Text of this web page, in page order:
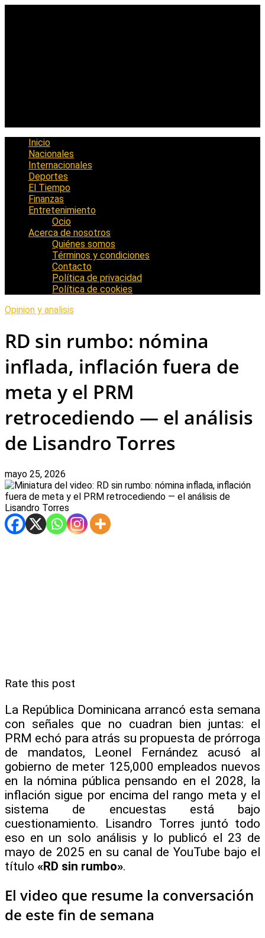
Inicio
Nacionales
Internacionales
Deportes
El Tiempo
Finanzas
Entretenimiento
Ocio
Acerca de nosotros
Quiénes somos
Términos y condiciones
Contacto
Política de privacidad
Política de cookies
Opinion y analisis
RD sin rumbo: nómina
inflada, inflación fuera de
meta y el PRM
retrocediendo — el análisis
de Lisandro Torres
mayo 25, 2026
Rate this post
La República Dominicana arrancó esta semana
con señales que no cuadran bien juntas: el
PRM echó para atrás su propuesta de prórroga
de mandatos, Leonel Fernández acusó al
gobierno de meter 125,000 empleados nuevos
en la nómina pública pensando en el 2028, la
inflación sigue por encima del rango meta y el
sistema de encuestas está bajo
cuestionamiento. Lisandro Torres juntó todo
eso en un solo análisis y lo publicó el 23 de
mayo de 2025 en su canal de YouTube bajo el
título «RD sin rumbo».
El video que resume la conversación
de este fin de semana